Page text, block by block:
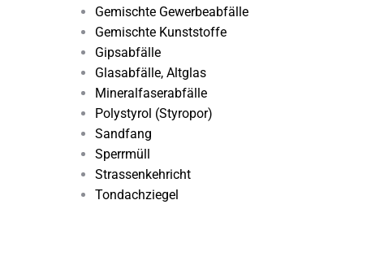
Gemischte Gewerbeabfälle
Gemischte Kunststoffe
Gipsabfälle
Glasabfälle, Altglas
Mineralfaserabfälle
Polystyrol (Styropor)
Sandfang
Sperrmüll
Strassenkehricht
Tondachziegel